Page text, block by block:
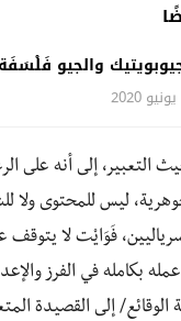
والجيو فَلْسَفَة
التعبير، إلى أنه على
ليس للمحتوى ولا
للسرياليين، فَوَايْت لا
بكامله في الفرز
إلى القصيدة